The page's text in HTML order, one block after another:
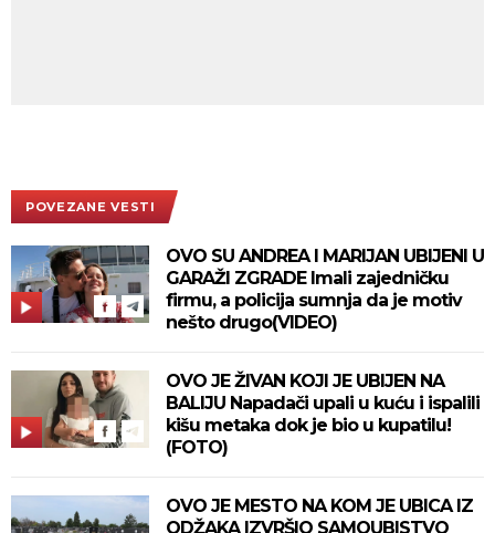
POVEZANE VESTI
OVO SU ANDREA I MARIJAN UBIJENI U
GARAŽI ZGRADE Imali zajedničku
firmu, a policija sumnja da je motiv
nešto drugo(VIDEO)
OVO JE ŽIVAN KOJI JE UBIJEN NA
BALIJU Napadači upali u kuću i ispalili
kišu metaka dok je bio u kupatilu!
(FOTO)
OVO JE MESTO NA KOM JE UBICA IZ
ODŽAKA IZVRŠIO SAMOUBISTVO